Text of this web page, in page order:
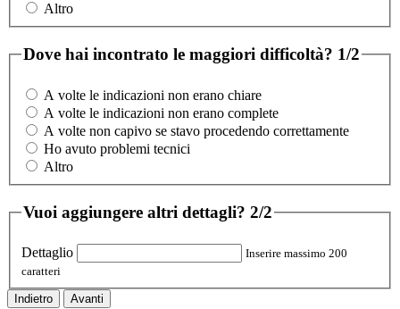
Altro
Dove hai incontrato le maggiori difficoltà? 1/2
A volte le indicazioni non erano chiare
A volte le indicazioni non erano complete
A volte non capivo se stavo procedendo correttamente
Ho avuto problemi tecnici
Altro
Vuoi aggiungere altri dettagli? 2/2
Dettaglio
Inserire massimo 200
caratteri
Indietro Avanti